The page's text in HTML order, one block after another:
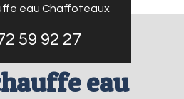
eau Chaffoteaux
59 92 27
eau